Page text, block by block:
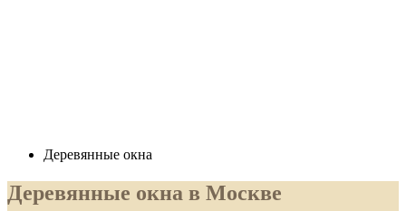
Деревянные окна
Деревянные окна в Москве